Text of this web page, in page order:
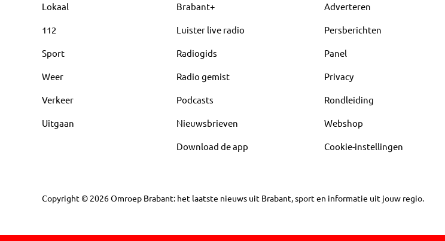
Lokaal
112
Sport
Weer
Verkeer
Uitgaan
Brabant+
Luister live radio
Radiogids
Radio gemist
Podcasts
Nieuwsbrieven
Download de app
Adverteren
Persberichten
Panel
Privacy
Rondleiding
Webshop
Cookie-instellingen
Copyright © 2026Omroep Brabant: het laatste nieuws uit Brabant, sport en informatie uit jouw regio.